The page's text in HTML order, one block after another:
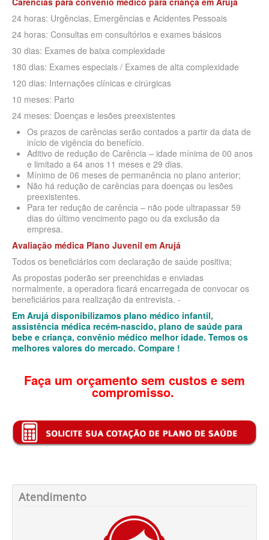
QSAUDE PLANO DE SAÚDE INDIVIDUAL
SANTA HELENA PLANO DE SAÚDE INDIVIDUAL
SANTARIS PLANO DE SAÚDE INDIVIDUAL
SÃO CRISTOVÃO PLANO DE SAÚDE INDIVIDUAL
SÃO MIGUEL PLANO DE SAÚDE INDIVIDUAL
STA CASA MAUÁ PLANO DE SAÚDE INDIVIDUAL
TOTAL MEDCARE PLANO DE SAÚDE INDIVIDUAL
TRASMONTANO PLANO DE SAÚDE INDIVIDUAL
ÚNICA PLANO DE SAÚDE INDIVIDUAL
UNIHOSP PLANO DE SAÚDE INDIVIDUAL
UNIMED GUARULHOS PLANO DE SAÚDE INDIVIDUAL
PLANO DE SAÚDE FAMILIAR
BLUE MED PLANO DE SAÚDE FAMILIAR
BIOVIDA PLANO DE SAÚDE FAMILIAR
CRUZ AZUL PLANO DE SAÚDE FAMILIAR
CUIDAR ME PLANO DE SAÚDE FAMILIAR
GARANTIA GS PLANO DE SAÚDE FAMILIAR
INTERCLINICAS PLANO DE SAÚDE FAMILIAR
KIPP PLANO DE SAÚDE FAMILIAR
MED TOUR PLANO DE SAÚDE FAMILIAR
PLENA PLANO DE SAÚDE FAMILIAR
SANTA HELENA PLANO DE SAÚDE FAMILIAR
24 horas: Urgências, Emergências e Acidentes Pessoais
24 horas: Consultas em consultórios e exames básicos
30 dias: Exames de baixa complexidade
180 dias: Exames especiais / Exames de alta complexidade
120 dias: Internações clínicas e cirúrgicas
10 meses: Parto
24 meses: Doenças e lesões preexistentes
Os prazos de carências serão contados a partir da data de
início de vigência do benefício.
Aditivo de redução de Carência – idade mínima de 00 anos
e limitado a 64 anos 11 meses e 29 dias.
Mínimo de 06 meses de permanência no plano anterior;
Não há redução de carências para doenças ou lesões
preexistentes.
Para ter redução de carência – não pode ultrapassar 59
dias do último vencimento pago ou da exclusão da
empresa.
Avaliação médica Plano Juvenil em Arujá
Todos os beneficiários com declaração de saúde positiva;
As propostas poderão ser preenchidas e enviadas
normalmente, a operadora ficará encarregada de convocar os
beneficiários para realização da entrevista. -
Em Arujá disponibilizamos plano médico infantil,
assistência médica recém-nascido, plano de saúde para
bebe e criança, convênio médico melhor idade. Temos os
melhores valores do mercado. Compare !
Faça um orçamento sem custos e sem
compromisso.
Atendimento